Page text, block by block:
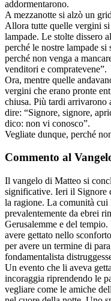
addormentarono.
A mezzanotte si alzò un
Allora tutte quelle vergini
lampade. Le stolte dissero
perché le nostre lampade
perché non venga a
venditori e compratevene”.
Ora, mentre quelle
vergini che erano pronte
chiusa. Più tardi arrivarono
dire: “Signore, signore,
dico: non vi conosco”.
Vegliate dunque, perché
Commento al
Il vangelo di Matteo si
significative. Ieri il Signore
la ragione. La comunità cui
prevalentemente da ebrei
Gerusalemme e del
avere gettato nello
per avere un termine di
fondamentalista
Un evento che li aveva
incoraggia riprendendo le
vegliare come le amiche